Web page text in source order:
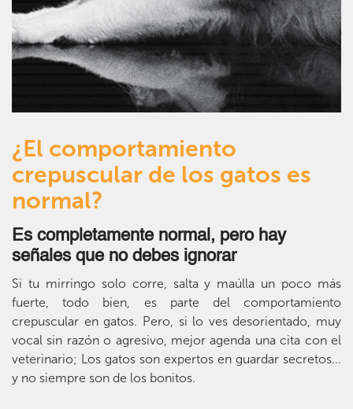
¿El comportamiento
crepuscular de los gatos es
normal?
Es completamente normal, pero hay
señales que no debes ignorar
Si tu mirringo solo corre, salta y maúlla un poco más
fuerte, todo bien, es parte del comportamiento
crepuscular en gatos. Pero, si lo ves desorientado, muy
vocal sin razón o agresivo, mejor agenda una cita con el
veterinario; Los gatos son expertos en guardar secretos...
y no siempre son de los bonitos.